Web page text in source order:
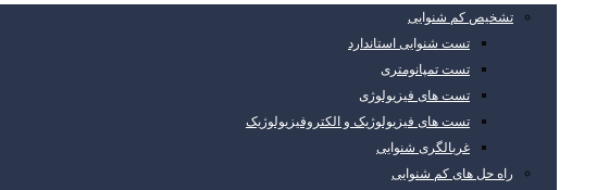
تشخیص کم شنوایی
تست شنوایی استاندارد
تست تمپانومتری
تست های فیزیولوژی
تست های فیزیولوژیک و الکتروفیزیولوژیک
غربالگری شنوایی
راه حل های کم شنوایی